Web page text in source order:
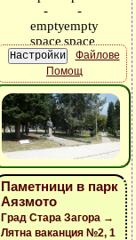
Файлове
Помощ
Паметници в парк
Аязмото
Град Стара Загора →
Лятна ваканция №2, 1